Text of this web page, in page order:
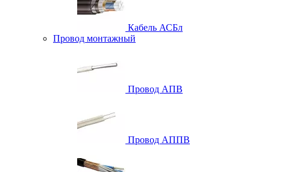
Кабель АСБл
Провод монтажный
Провод АПВ
Провод АППВ